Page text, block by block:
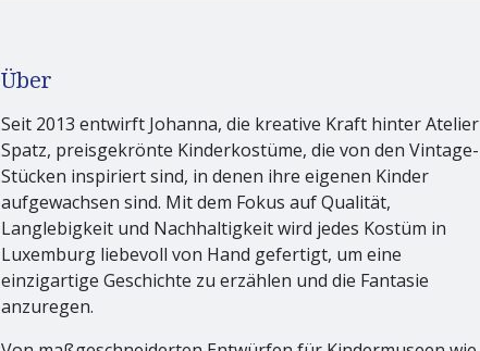
Über
Seit 2013 entwirft Johanna, die kreative Kraft hinter Atelier
Spatz, preisgekrönte Kinderkostüme, die von den Vintage-
Stücken inspiriert sind, in denen ihre eigenen Kinder
aufgewachsen sind. Mit dem Fokus auf Qualität,
Langlebigkeit und Nachhaltigkeit wird jedes Kostüm in
Luxemburg liebevoll von Hand gefertigt, um eine
einzigartige Geschichte zu erzählen und die Fantasie
anzuregen.